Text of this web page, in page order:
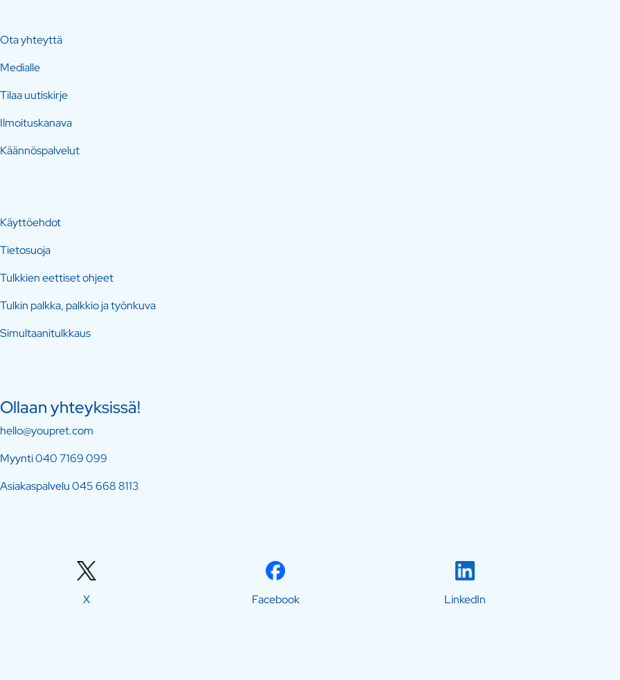
Ota yhteyttä
Medialle
Tilaa uutiskirje
Ilmoituskanava
Käännöspalvelut
Käyttöehdot
Tietosuoja
Tulkkien eettiset ohjeet
Tulkin palkka, palkkio ja työnkuva
Simultaanitulkkaus
Ollaan yhteyksissä!
hello@youpret.com
Myynti040 7169 099
Asiakaspalvelu045 668 8113
X Facebook LinkedIn